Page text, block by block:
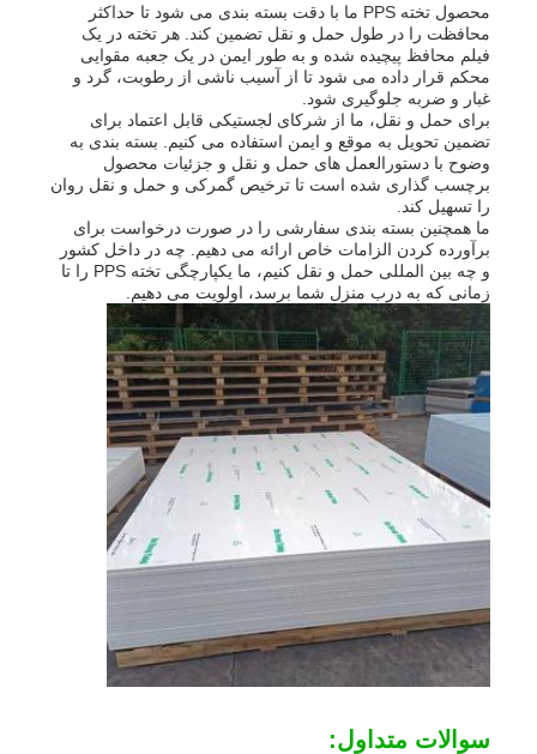
محصول تخته PPS ما با دقت بسته بندی می شود تا حداکثر
محافظت را در طول حمل و نقل تضمین کند. هر تخته در یک
فیلم محافظ پیچیده شده و به طور ایمن در یک جعبه مقوایی
محکم قرار داده می شود تا از آسیب ناشی از رطوبت، گرد و
غبار و ضربه جلوگیری شود.
برای حمل و نقل، ما از شرکای لجستیکی قابل اعتماد برای
تضمین تحویل به موقع و ایمن استفاده می کنیم. بسته بندی به
وضوح با دستورالعمل های حمل و نقل و جزئیات محصول
برچسب گذاری شده است تا ترخیص گمرکی و حمل و نقل روان
را تسهیل کند.
ما همچنین بسته بندی سفارشی را در صورت درخواست برای
برآورده کردن الزامات خاص ارائه می دهیم. چه در داخل کشور
و چه بین المللی حمل و نقل کنیم، ما یکپارچگی تخته PPS را تا
زمانی که به درب منزل شما برسد، اولویت می دهیم.
سوالات متداول: